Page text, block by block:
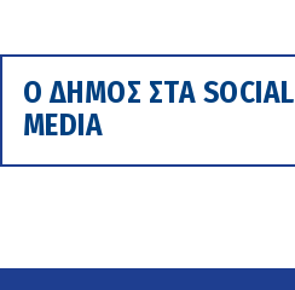
Ο ΔΗΜΟΣ ΣΤΑ SOCIAL
MEDIA